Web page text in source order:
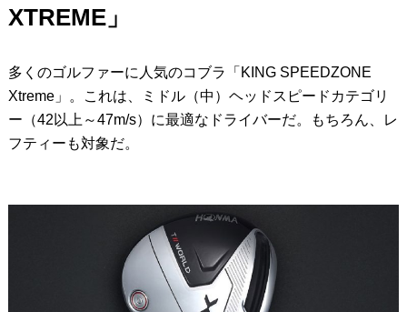
XTREME」
多くのゴルファーに人気のコブラ「KING SPEEDZONE
Xtreme」。これは、ミドル（中）ヘッドスピードカテゴリ
ー（42以上～47m/s）に最適なドライバーだ。もちろん、レ
フティーも対象だ。